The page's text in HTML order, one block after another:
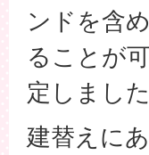
ンドを含
ることが
定しました
建替えに